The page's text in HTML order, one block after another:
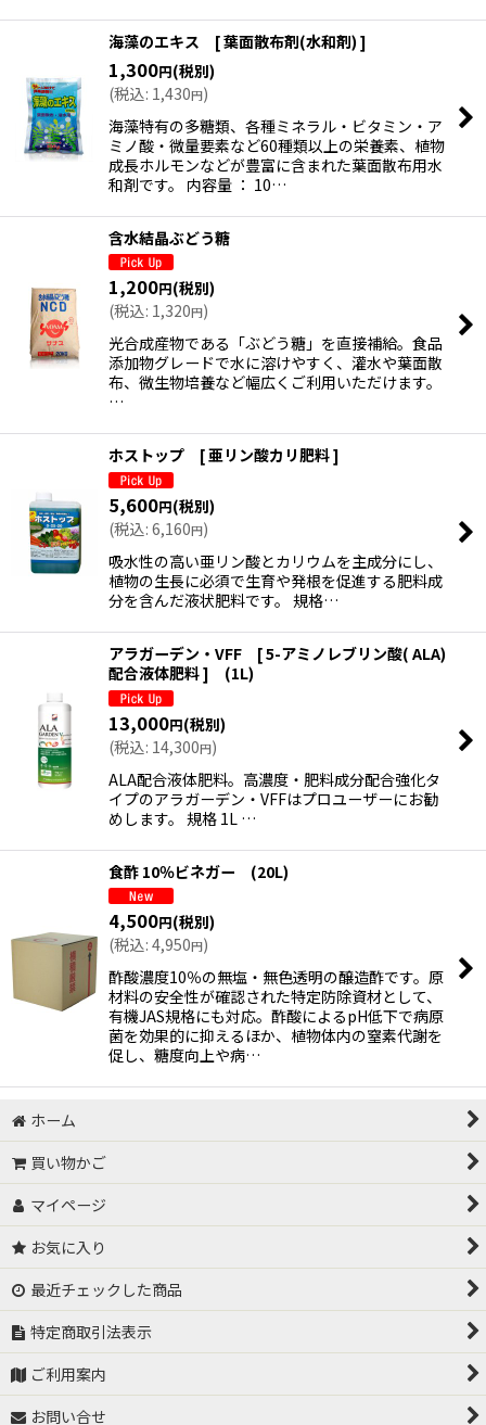
海藻のエキス [ 葉面散布剤(水和剤) ]
1,300円(税別)
(税込: 1,430円)
海藻特有の多糖類、各種ミネラル・ビタミン・ア
ミノ酸・微量要素など60種類以上の栄養素、植物
成長ホルモンなどが豊富に含まれた葉面散布用水
和剤です。 内容量 ： 10…
含水結晶ぶどう糖
1,200円(税別)
(税込: 1,320円)
光合成産物である「ぶどう糖」を直接補給。食品
添加物グレードで水に溶けやすく、灌水や葉面散
布、微生物培養など幅広くご利用いただけます。
…
ホストップ [ 亜リン酸カリ肥料 ]
5,600円(税別)
(税込: 6,160円)
吸水性の高い亜リン酸とカリウムを主成分にし、
植物の生長に必須で生育や発根を促進する肥料成
分を含んだ液状肥料です。 規格…
アラガーデン・VFF [ 5-アミノレブリン酸( ALA)
配合液体肥料 ] (1L)
13,000円(税別)
(税込: 14,300円)
ALA配合液体肥料。高濃度・肥料成分配合強化タ
イプのアラガーデン・VFFはプロユーザーにお勧
めします。 規格 1L …
食酢 10％ビネガー (20L)
4,500円(税別)
(税込: 4,950円)
酢酸濃度10％の無塩・無色透明の醸造酢です。原
材料の安全性が確認された特定防除資材として、
有機JAS規格にも対応。酢酸によるpH低下で病原
菌を効果的に抑えるほか、植物体内の窒素代謝を
促し、糖度向上や病…
ホーム
買い物かご
マイページ
お気に入り
最近チェックした商品
特定商取引法表示
ご利用案内
お問い合せ